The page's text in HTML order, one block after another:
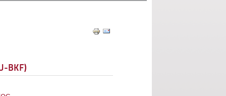
BKF)